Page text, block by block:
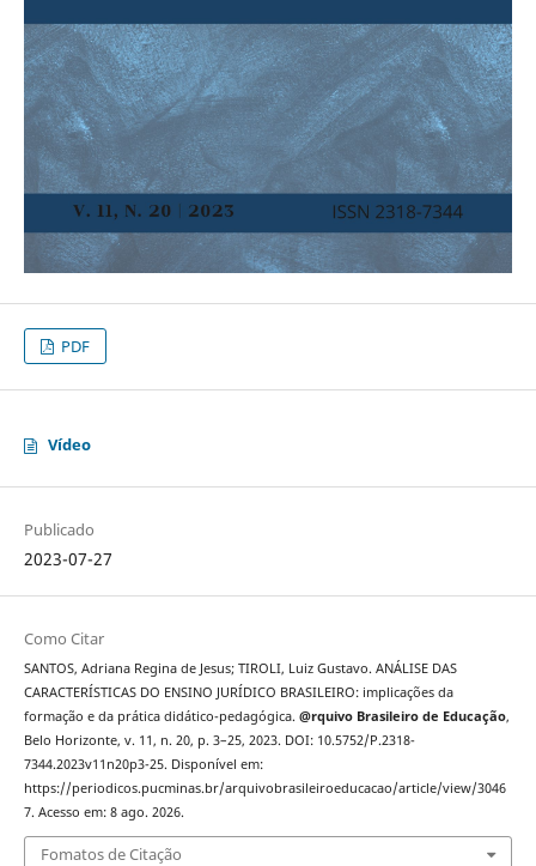
PDF
Vídeo
Publicado
2023-07-27
Como Citar
SANTOS, Adriana Regina de Jesus; TIROLI, Luiz Gustavo. ANÁLISE DAS
CARACTERÍSTICAS DO ENSINO JURÍDICO BRASILEIRO: implicações da
formação e da prática didático-pedagógica. @rquivo Brasileiro de Educação,
Belo Horizonte, v. 11, n. 20, p. 3–25, 2023. DOI: 10.5752/P.2318-
7344.2023v11n20p3-25. Disponível em:
https://periodicos.pucminas.br/arquivobrasileiroeducacao/article/view/3046
7. Acesso em: 8 ago. 2026.
Fomatos de Citação